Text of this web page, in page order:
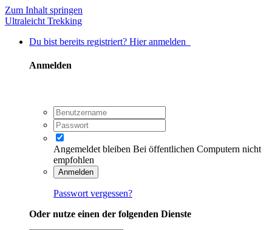
Zum Inhalt springen
Ultraleicht Trekking
Du bist bereits registriert? Hier anmelden
Anmelden
Angemeldet bleiben Bei öffentlichen Computern nicht
empfohlen
Anmelden
Passwort vergessen?
Oder nutze einen der folgenden Dienste